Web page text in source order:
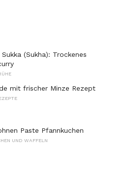
Sukka (Sukha): Trockenes
mit frischer Minze Rezept
Paste Pfannkuchen
UND WAFFELN